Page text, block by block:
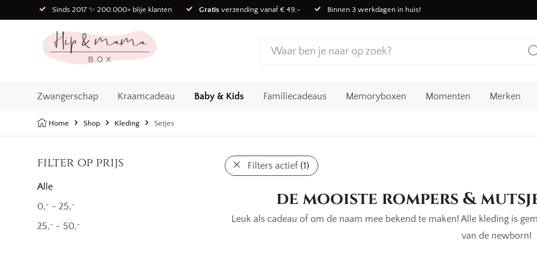
Sinds 2017 ✨ 200.000+ blije klanten Gratis verzending vanaf € 49,- Binnen 3 werkdagen in huis!
Zwangerschap Kraamcadeau Baby & Kids Familiecadeaus Memoryboxen Momenten Merken
Home Shop Kleding Setjes
filter op prijs
Alle
0,- - 25,-
25,- - 50,-
Filters actief (1)
de mooiste rompers &
Leuk als cadeau of om de naam mee bekend te maken! Alle kleding is
van de newborn!